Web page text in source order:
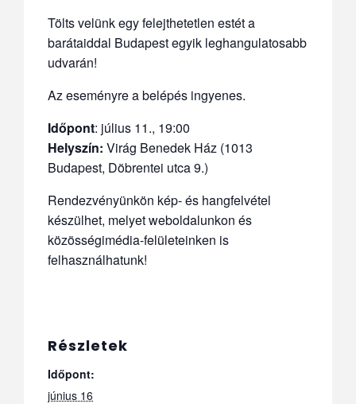
Tölts velünk egy felejthetetlen estét a
barátaiddal Budapest egyik leghangulatosabb
udvarán!
Az eseményre a belépés ingyenes.
Időpont: július 11., 19:00
Helyszín: Virág Benedek Ház (1013
Budapest, Döbrentei utca 9.)
Rendezvényünkön kép- és hangfelvétel
készülhet, melyet weboldalunkon és
közösségimédia-felületeinken is
felhasználhatunk!
Részletek
Időpont:
június 16